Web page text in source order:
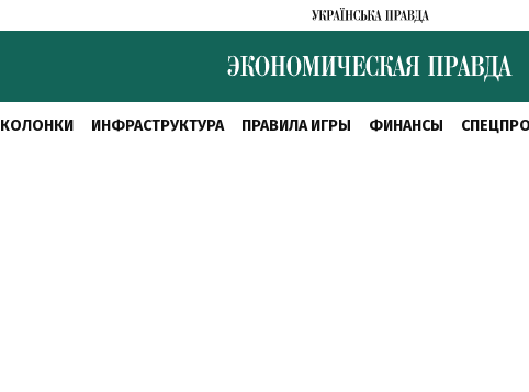
КОЛОНКИ ИНФРАСТРУКТУРА ПРАВИЛА ИГРЫ ФИНАНСЫ